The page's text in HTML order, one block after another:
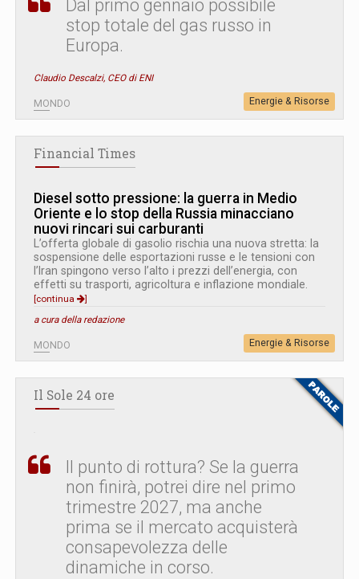
Dal primo gennaio possibile
stop totale del gas russo in
Europa.
Claudio Descalzi, CEO di ENI
MONDO Energie & Risorse
Financial Times
Diesel sotto pressione: la guerra in Medio
Oriente e lo stop della Russia minacciano
nuovi rincari sui carburanti
L’offerta globale di gasolio rischia una nuova stretta: la
sospensione delle esportazioni russe e le tensioni con
l’Iran spingono verso l’alto i prezzi dell’energia, con
effetti su trasporti, agricoltura e inflazione mondiale.
[continua
]
a cura della redazione
MONDO Energie & Risorse
Il Sole 24 ore
Il punto di rottura? Se la guerra
non finirà, potrei dire nel primo
trimestre 2027, ma anche
prima se il mercato acquisterà
consapevolezza delle
dinamiche in corso.